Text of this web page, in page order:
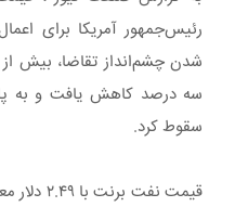
رئیس‌جمهور آمریکا برای
سه درصد کاهش یافت و به
سقوط کرد.